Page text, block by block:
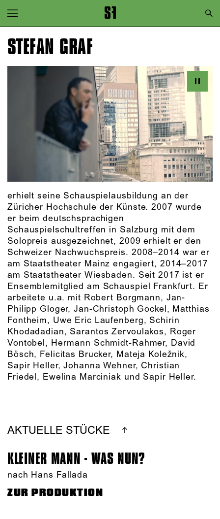
Zur Hauptnavigation springen
Zum Hauptinhalt springen
STEFAN GRAF
erhielt seine Schauspielausbildung an der
Züricher Hochschule der Künste. 2007 wurde
er beim deutschsprachigen
Schauspielschultreffen in Salzburg mit dem
Solopreis ausgezeichnet, 2009 erhielt er den
Schweizer Nachwuchspreis. 2008–2014 war er
am Staatstheater Mainz engagiert, 2014–2017
am Staatstheater Wiesbaden. Seit 2017 ist er
Ensemblemitglied am Schauspiel Frankfurt. Er
arbeitete u.a. mit Robert Borgmann, Jan-
Philipp Gloger, Jan-Christoph Gockel, Matthias
Fontheim, Uwe Eric Laufenberg, Schirin
Khodadadian, Sarantos Zervoulakos, Roger
Vontobel, Hermann Schmidt-Rahmer, David
Bösch, Felicitas Brucker, Mateja Koležnik,
Sapir Heller, Johanna Wehner, Christian
Friedel, Ewelina Marciniak und Sapir Heller.
AKTUELLE STÜCKE
KLEINER MANN - WAS NUN?
nach Hans Fallada
ZUR PRODUKTION